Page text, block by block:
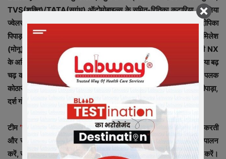
TVS(शक्ति)/TATA(सुगंध) ऑटोमोबाइल्स के सुमित-रितिका कटारिया, पितलिया
ज्वेलर्स के वीरू-प्रियंका पितलिया, अल्पा-अंशुल गैस एजेंसी के अंशुल-दीपिका
पिपाड़ा, रियल एप्पल कंसल्टेंसी हाउस के गौरव-नितिका ऐरन, हुंडी दलाल मिलेश
(मोनू) -संगीता कटकानी, राधिका गोल्ड ज्वेलर्स के मनीष-चंचल सोनी, माधुरी NX
के अमित-तनु गोरेचा ने सहयोग दिया है। साथ ही बच्चो ने भी वीडियो बनाने में लिया बढ़
चढ़ कर हिस्सा लिया। जिनमे स्तुति बरमेचा, टीशा बरमेचा, निधान सिंह गाबा, पलक
कोठारी, धवल कोठारी, अरविक ऐरन, सूर्यांश कटारिया, हृदा पीपाड़ा, युवान पीपाड़ा,
दर्श गोरेचा, उमंग सेलोत, रिद्दिष सेलोत प्रमुख है।
टीम ‘न्यूज़ इंडिया 365 – खबरों का फीवर’इन सभी का हार्दिक आभार व्यक्त करती
और सभी पाठकों से अपील करती है कि घर पर रहे, सुरक्षित रहे। नियमों का पालन
करें, संयम बरते। कोरोना वायरस के चल रहे युद्ध मे शासन प्रशासन का सहयोग करें।